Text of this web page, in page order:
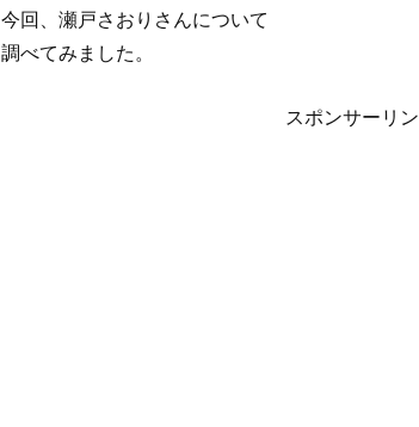
今回、瀬戸さおりさんについて
調べてみました。
スポンサーリ